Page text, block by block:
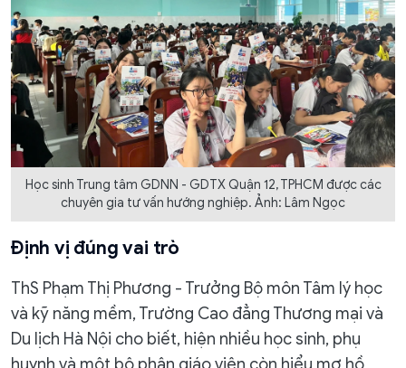
Học sinh Trung tâm GDNN - GDTX Quận 12, TPHCM được các
chuyên gia tư vấn hướng nghiệp. Ảnh: Lâm Ngọc
Định vị đúng vai trò
ThS Phạm Thị Phương - Trưởng Bộ môn Tâm lý học
và kỹ năng mềm, Trường Cao đẳng Thương mại và
Du lịch Hà Nội cho biết, hiện nhiều học sinh, phụ